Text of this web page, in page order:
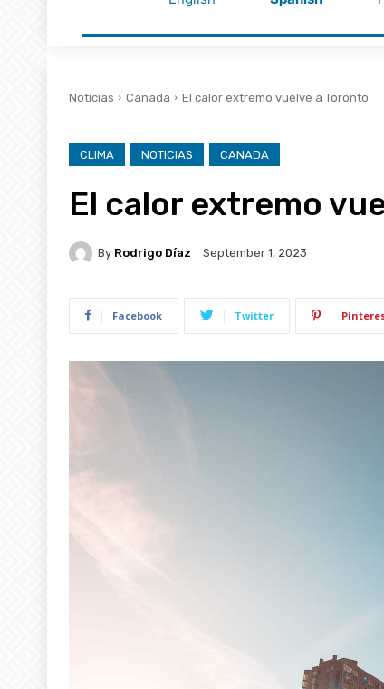
Noticias Canada El calor extremo vuelve a Toronto
CLIMA NOTICIAS CANADA
El calor extremo
By Rodrigo Díaz September 1, 2023
Facebook Twitter